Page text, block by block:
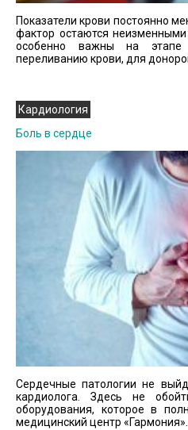
Показатели крови постоянно
фактор остаются
особенно важны на этапе
переливанию крови, для
Кардиология
Боль в сердце
Сердечные патологии не
кардиолога. Здесь не
оборудования, которое в
медицинский центр «Гармония».